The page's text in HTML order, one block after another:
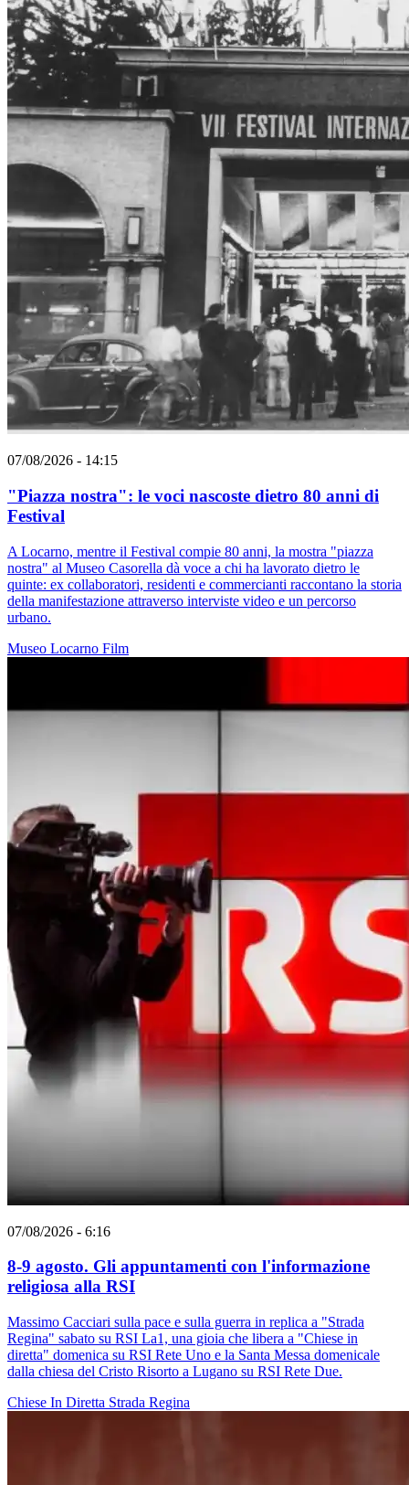
07/08/2026 - 14:15
"Piazza nostra": le voci nascoste dietro 80 anni di
Festival
A Locarno, mentre il Festival compie 80 anni, la mostra "piazza
nostra" al Museo Casorella dà voce a chi ha lavorato dietro le
quinte: ex collaboratori, residenti e commercianti raccontano la storia
della manifestazione attraverso interviste video e un percorso
urbano.
Museo Locarno Film
07/08/2026 - 6:16
8-9 agosto. Gli appuntamenti con l'informazione
religiosa alla RSI
Massimo Cacciari sulla pace e sulla guerra in replica a "Strada
Regina" sabato su RSI La1, una gioia che libera a "Chiese in
diretta" domenica su RSI Rete Uno e la Santa Messa domenicale
dalla chiesa del Cristo Risorto a Lugano su RSI Rete Due.
Chiese In Diretta Strada Regina